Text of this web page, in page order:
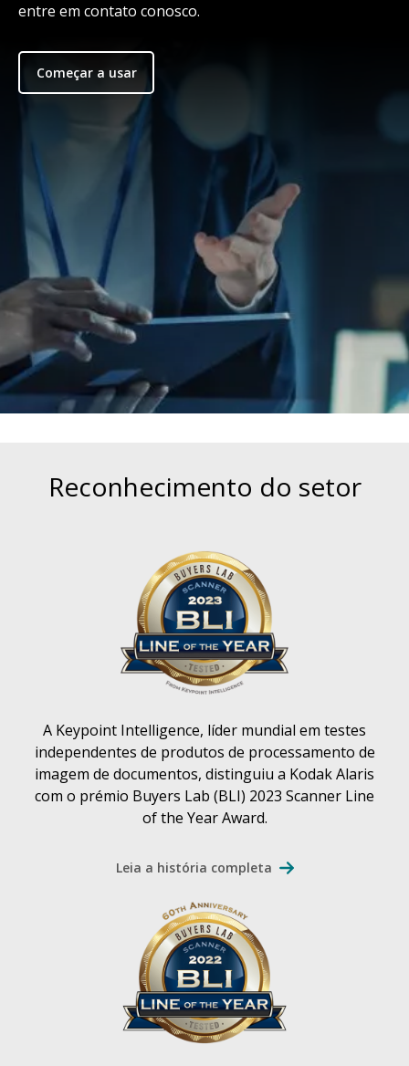
entre em contato conosco.
Começar a usar
Reconhecimento do setor
A Keypoint Intelligence, líder mundial em testes
independentes de produtos de processamento de
imagem de documentos, distinguiu a Kodak Alaris
com o prémio Buyers Lab (BLI) 2023 Scanner Line
of the Year Award.
Leia a história completa